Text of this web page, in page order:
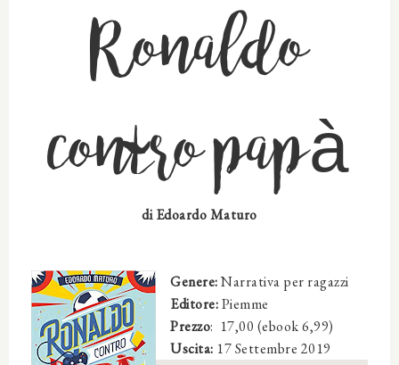
Ronaldo
contro papà
di Edoardo Maturo
Genere:Narrativa per ragazzi
Editore:Piemme
Prezzo: 17,00 (ebook 6,99)
Uscita: 17 Settembre 2019